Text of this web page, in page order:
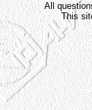
All
This